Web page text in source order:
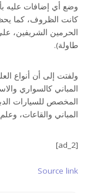
وضع أي إضافات عليه
كانت الظروف، كما
الحرمين الشريفين،
طاولة).
ولفتت إلى أن أنواع
المباني كالسواري
المخصص للسيارات
المباني والقاعات،
[ad_2]
Source link